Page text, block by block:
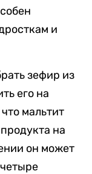
и
зефир из
его на
мальтит
на
он может